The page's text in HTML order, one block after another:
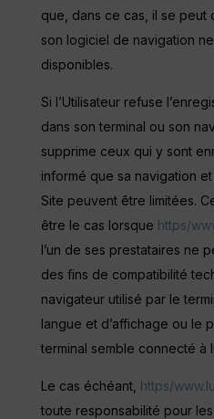
que, dans ce cas, il se peut
son logiciel de navigation
disponibles.
Si l’Utilisateur refuse
dans son terminal ou son
supprime ceux qui y sont
informé que sa navigation
Site peuvent être limitées.
être le cas lorsque https/
l’un de ses prestataires ne
des fins de compatibilité
navigateur utilisé par le
langue et d’affichage ou le
terminal semble connecté à
Le cas échéant, https/
toute responsabilité pour